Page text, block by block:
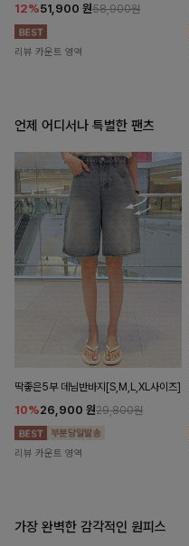
12%51,900 원58,900원
리뷰 카운트 영역
언제 어디서나 특별한 팬츠
딱좋은5부 데님반바지[S,M,L,XL사이즈]
10%26,900 원29,800원
리뷰 카운트 영역
가장 완벽한 감각적인 원피스